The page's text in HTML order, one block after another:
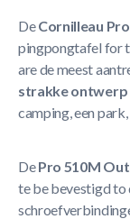
DeCornilleau
pingpongtafel for
are de meest
strakke ontwerp
camping, een
DePro 510M
te be bevestigd to